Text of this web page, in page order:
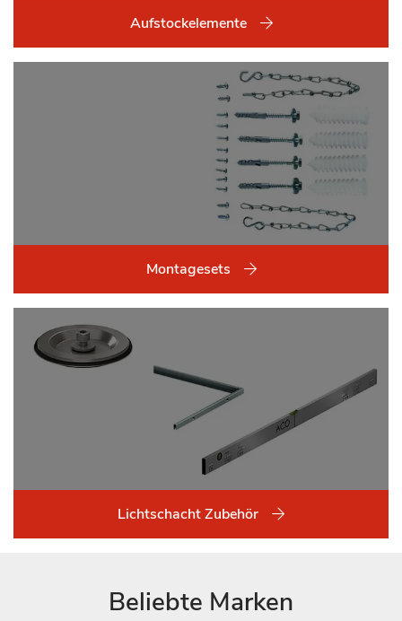
Aufstockelemente
Montagesets
Lichtschacht Zubehör
Beliebte Marken